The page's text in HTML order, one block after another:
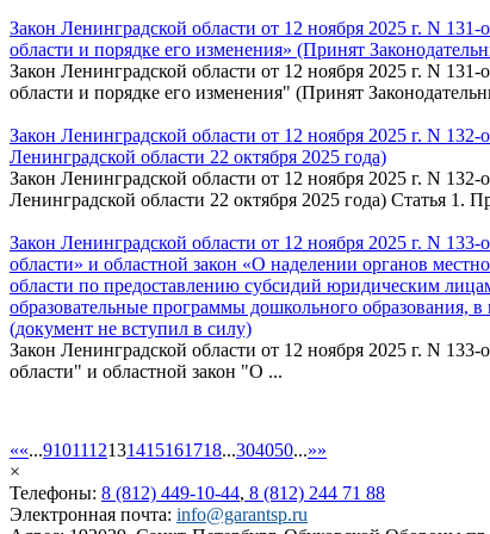
Закон Ленинградской области от 12 ноября 2025 г. N
области и порядке его изменения» (Принят
Закон Ленинградской области от 12 ноября 2025 г. N
области и порядке его изменения" (Принят
Закон Ленинградской области от 12 ноября 2025 г. N
Ленинградской области 22 октября 2025 года)
Закон Ленинградской области от 12 ноября 2025 г. N
Ленинградской области 22 октября 2025 года) Статья 1.
Закон Ленинградской области от 12 ноября 2025 г. N
области» и областной закон «О наделении органов
области по предоставлению субсидий юридическим
образовательные программы дошкольного образования,
(документ не вступил в силу)
Закон Ленинградской области от 12 ноября 2025 г. N
области" и областной закон "О ...
««...9101112131415161718...304050...»»
×
Телефоны: 8 (812) 449-10-44, 8 (812) 244 71 88
Электронная почта: info@garantsp.ru